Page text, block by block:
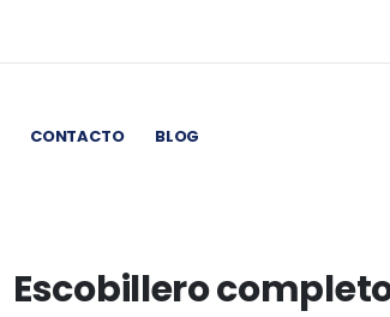
CONTACTO BLOG
Escobillero